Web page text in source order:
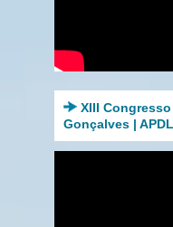
XIII
Gonçalves | APDL